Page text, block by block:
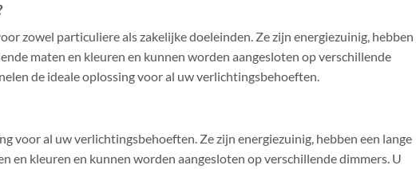
zowel particuliere als zakelijke doeleinden. Ze zijn energiezuinig, hebben
maten en kleuren en kunnen worden aangesloten op verschillende
de ideale oplossing voor al uw verlichtingsbehoeften.
voor al uw verlichtingsbehoeften. Ze zijn energiezuinig, hebben een lange
en kleuren en kunnen worden aangesloten op verschillende dimmers. U